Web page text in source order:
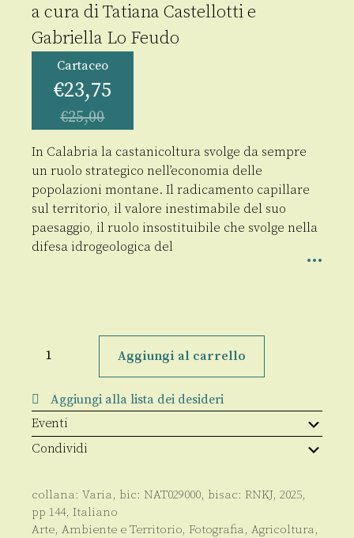
a cura diTatiana Castellottie
Gabriella Lo Feudo
Cartaceo
€23,75
€25,00
In Calabria la castanicoltura svolge da sempre
un ruolo strategico nell’economia delle
popolazioni montane. Il radicamento capillare
sul territorio, il valore inestimabile del suo
paesaggio, il ruolo insostituibile che svolge nella
difesa idrogeologica del
castanicoltura
tra
tradizioni,
storia
e
prospettive
future
Aggiungi al carrello
Aggiungi alla lista dei desideri
Eventi
Condividi
collana: Varia, bic: NAT029000, bisac: RNKJ, 2025,
pp 144, Italiano
Arte, Ambiente e Territorio, Fotografia, Agricoltura,